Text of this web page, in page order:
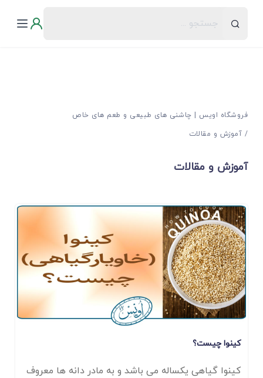
فروشگاه اویس | چاشنی های طبیعی و طعم های خاص
آموزش و مقالات
آموزش و مقالات
کینوا چیست؟
کینوا گیاهی یکساله می باشد و به مادر دانه ها معروف